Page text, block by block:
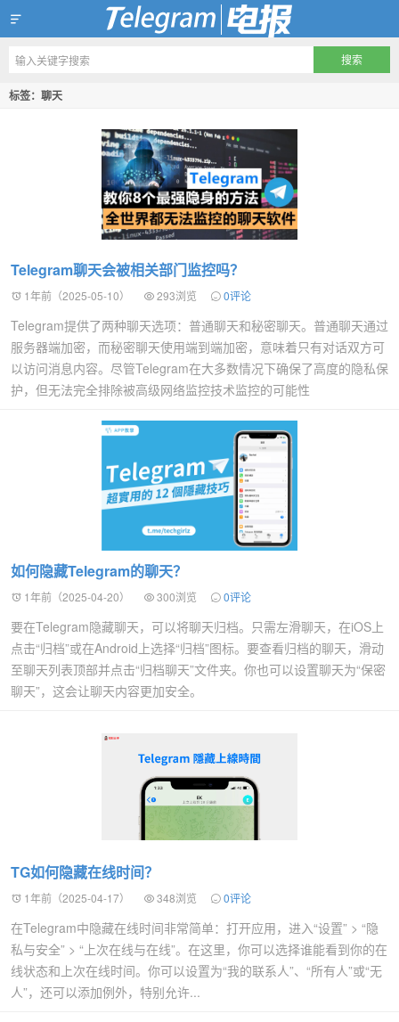
Telegram X 官网下载
标签：聊天
Telegram聊天会被相关部门监控吗？
1年前（2025-05-10） 293浏览 0评论
Telegram提供了两种聊天选项：普通聊天和秘密聊天。普通聊天通过
服务器端加密，而秘密聊天使用端到端加密，意味着只有对话双方可
以访问消息内容。尽管Telegram在大多数情况下确保了高度的隐私保
护，但无法完全排除被高级网络监控技术监控的可能性
如何隐藏Telegram的聊天？
1年前（2025-04-20） 300浏览 0评论
要在Telegram隐藏聊天，可以将聊天归档。只需左滑聊天，在iOS上
点击“归档”或在Android上选择“归档”图标。要查看归档的聊天，滑动
至聊天列表顶部并点击“归档聊天”文件夹。你也可以设置聊天为“保密
聊天”，这会让聊天内容更加安全。
TG如何隐藏在线时间？
1年前（2025-04-17） 348浏览 0评论
在Telegram中隐藏在线时间非常简单：打开应用，进入“设置” > “隐
私与安全” > “上次在线与在线”。在这里，你可以选择谁能看到你的在
线状态和上次在线时间。你可以设置为“我的联系人”、“所有人”或“无
人”，还可以添加例外，特别允许...